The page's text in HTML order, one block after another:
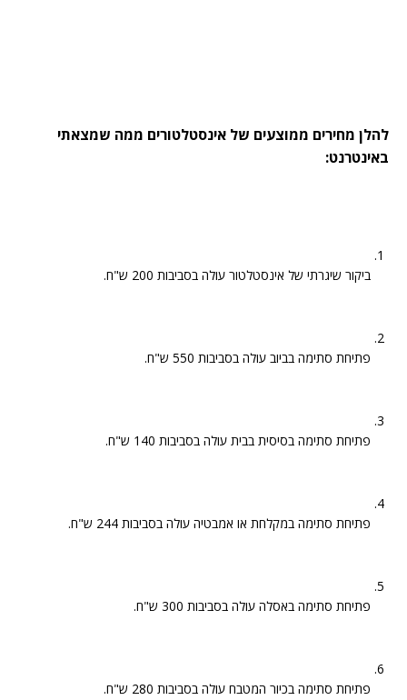
להלן מחירים ממוצעים של אינסטלטורים ממה שמצאתי
באינטרנט:
ביקור שיגרתי של אינסטלטור עולה בסביבות 200 ש"ח.
פתיחת סתימה בביוב עולה בסביבות 550 ש"ח.
פתיחת סתימה בסיסית בבית עולה בסביבות 140 ש"ח.
פתיחת סתימה במקלחת או אמבטיה עולה בסביבות 244 ש"ח.
פתיחת סתימה באסלה עולה בסביבות 300 ש"ח.
פתיחת סתימה בכיור המטבח עולה בסביבות 280 ש"ח.